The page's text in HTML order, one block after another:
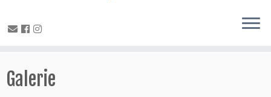
Inhalt
springen
Galerie